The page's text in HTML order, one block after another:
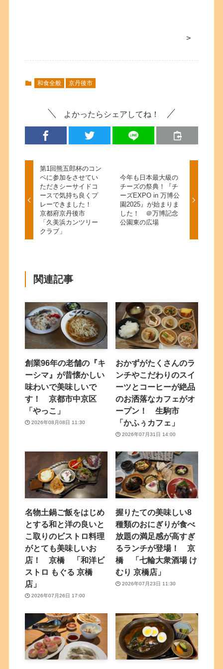
>
和食全般 京丹後市
よかったらシェアしてね！
第1回熊五郎杯のコン
ペに参加をさせてい
ただきシーサイドコ
ースで気持ち良くプ
レーできました！
京都府京丹後市
「久美浜カンツリー
クラブ」
今年も日本最大級の
チーズの祭典！『チ
ーズEXPO in 万博公
園2025』が始まりま
した！ ＠万博記念
公園東の広場
関連記事
創業96年の老舗の『キ
ーシマ』が昔懐かしい
味わいで美味しいで
す！ 京都市中京区
「やっこ」
2026年08月08日 11:30
おかずがたくさんのラ
ンチやこだわりのスイ
ーツとコーヒーが絶品
のお洒落なカフェがオ
ープン！ 生駒市
「かふぅカフェ」
2026年07月31日 14:00
名物土鍋ご飯をはじめ
とする和と洋の良いと
こ取りのビストロ料理
がとても美味しいお
店！ 京橋 「和洋ビ
ストロ もぐる 京橋
店」
2026年07月26日 17:00
握りたての美味しい8
種類のおにぎりが食べ
放題の満足感が高すぎ
るランチが登場！ 京
橋 「七輪大衆酒場 け
むり 京橋店」
2026年07月23日 11:30